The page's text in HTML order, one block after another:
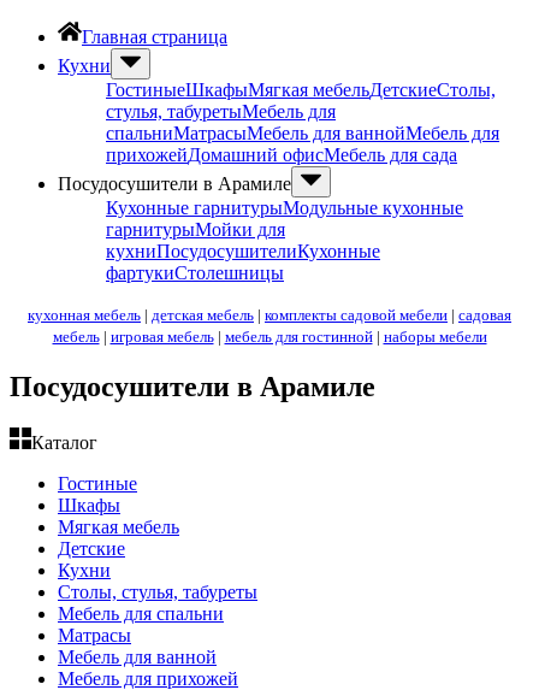
Главная страница
Кухни
ГостиныеШкафыМягкая мебельДетскиеСтолы,
стулья, табуретыМебель для
спальниМатрасыМебель для ваннойМебель для
прихожейДомашний офисМебель для сада
Посудосушители в Арамиле
Кухонные гарнитурыМодульные кухонные
гарнитурыМойки для
кухниПосудосушителиКухонные
фартукиСтолешницы
кухонная мебель | детская мебель | комплекты садовой мебели | садовая
мебель| игровая мебель| мебель для гостинной| наборы мебели
Посудосушители в Арамиле
Каталог
Гостиные
Шкафы
Мягкая мебель
Детские
Кухни
Столы, стулья, табуреты
Мебель для спальни
Матрасы
Мебель для ванной
Мебель для прихожей